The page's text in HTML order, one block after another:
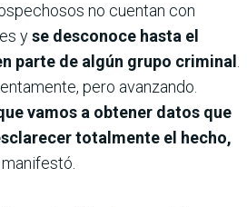
no cuentan con
yse desconoce hasta el
parte de algún grupo criminal
pero avanzando.
vamos a obtener datos que
totalmente el hecho,